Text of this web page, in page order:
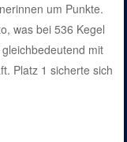
um Punkte.
was bei 536 Kegel
mit
Platz 1 sicherte sich